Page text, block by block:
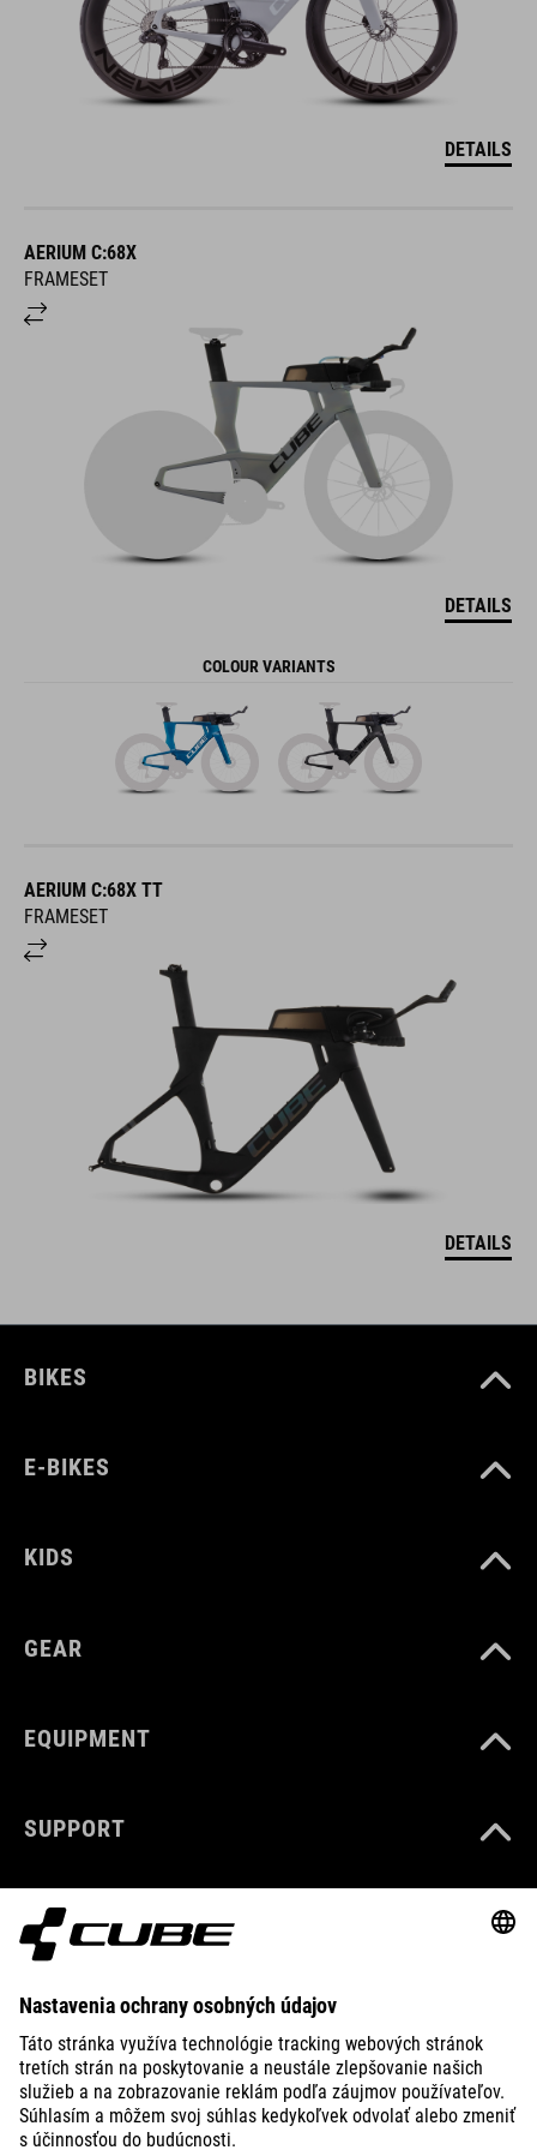
DETAILS
AERIUM C:68X
FRAMESET
DETAILS
COLOUR VARIANTS
AERIUM C:68X TT
FRAMESET
DETAILS
BIKES
E-BIKES
KIDS
GEAR
EQUIPMENT
SUPPORT
ABOUT US
EXPLORE